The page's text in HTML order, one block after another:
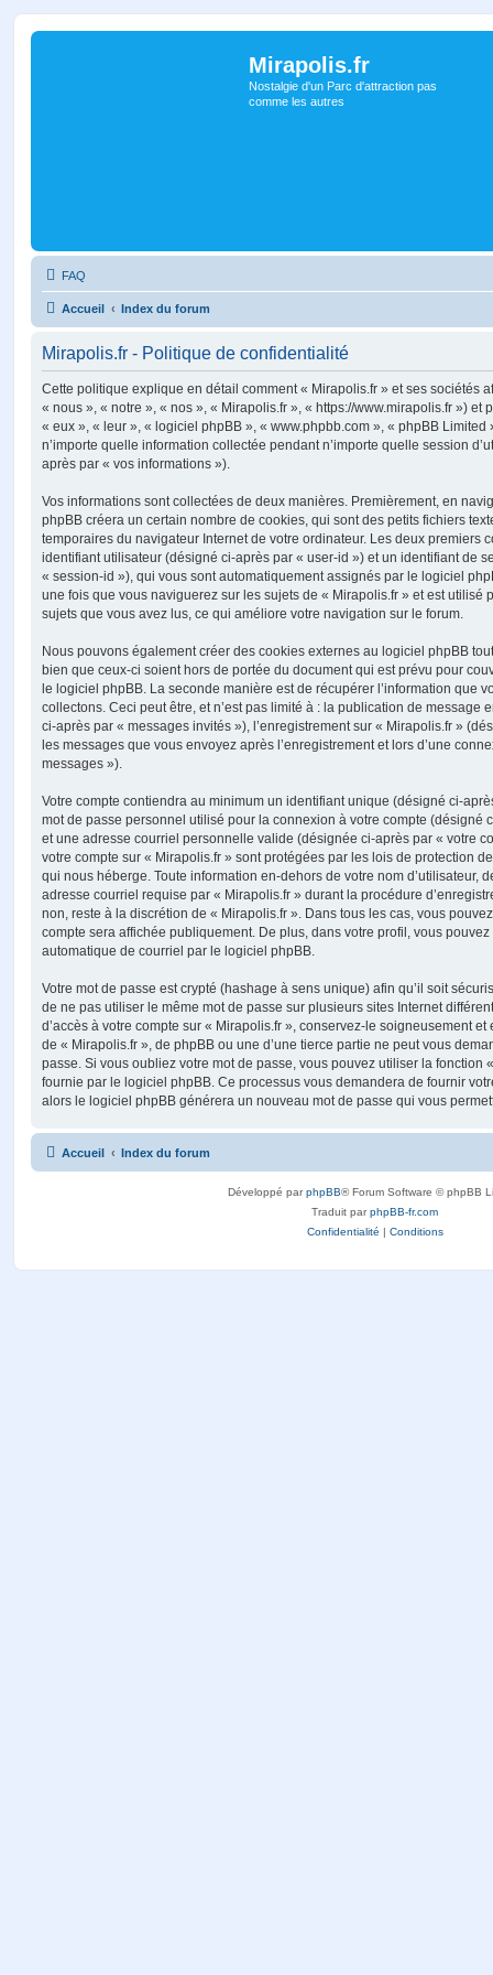
Mirapolis.fr
Nostalgie d'un Parc d'attraction pas
comme les autres
FAQ
Accueil Index du forum
Mirapolis.fr - Politique de confidentialité
Cette politique explique en détail comment « Mirapolis.fr » et ses sociétés
« nous », « notre », « nos », « Mirapolis.fr », « https://www.mirapolis.fr ») et
« eux », « leur », « logiciel phpBB », « www.phpbb.com », « phpBB
n’importe quelle information collectée pendant n’importe quelle session
après par « vos informations »).
Vos informations sont collectées de deux manières. Premièrement, en
phpBB créera un certain nombre de cookies, qui sont des petits fichiers
temporaires du navigateur Internet de votre ordinateur. Les deux premiers
identifiant utilisateur (désigné ci-après par « user-id ») et un identifiant de
« session-id »), qui vous sont automatiquement assignés par le logiciel
une fois que vous naviguerez sur les sujets de « Mirapolis.fr » et est utilisé
sujets que vous avez lus, ce qui améliore votre navigation sur le forum.
Nous pouvons également créer des cookies externes au logiciel phpBB
bien que ceux-ci soient hors de portée du document qui est prévu pour
le logiciel phpBB. La seconde manière est de récupérer l’information que
collectons. Ceci peut être, et n’est pas limité à : la publication de message
ci-après par « messages invités »), l’enregistrement sur « Mirapolis.fr »
les messages que vous envoyez après l’enregistrement et lors d’une
messages »).
Votre compte contiendra au minimum un identifiant unique (désigné ci-
mot de passe personnel utilisé pour la connexion à votre compte (désigné
et une adresse courriel personnelle valide (désignée ci-après par « votre
votre compte sur « Mirapolis.fr » sont protégées par les lois de protection
qui nous héberge. Toute information en-dehors de votre nom d’utilisateur,
adresse courriel requise par « Mirapolis.fr » durant la procédure
non, reste à la discrétion de « Mirapolis.fr ». Dans tous les cas, vous
compte sera affichée publiquement. De plus, dans votre profil, vous
automatique de courriel par le logiciel phpBB.
Votre mot de passe est crypté (hashage à sens unique) afin qu’il soit
de ne pas utiliser le même mot de passe sur plusieurs sites Internet
d’accès à votre compte sur « Mirapolis.fr », conservez-le soigneusement
de « Mirapolis.fr », de phpBB ou une d’une tierce partie ne peut vous
passe. Si vous oubliez votre mot de passe, vous pouvez utiliser la fonction
fournie par le logiciel phpBB. Ce processus vous demandera de fournir
alors le logiciel phpBB générera un nouveau mot de passe qui vous
Accueil Index du forum
Développé parphpBB® Forum Software © phpBB
Traduit parphpBB-fr.com
Confidentialité | Conditions